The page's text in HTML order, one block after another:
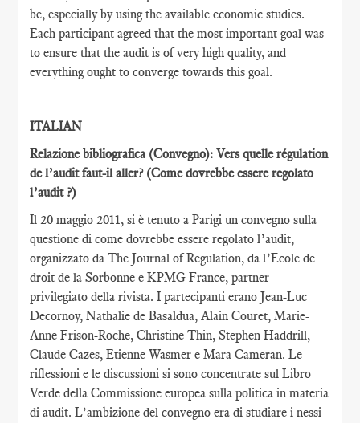
be, especially by using the available economic studies.
Each participant agreed that the most important goal was
to ensure that the audit is of very high quality, and
everything ought to converge towards this goal.
ITALIAN
Relazione bibliografica (Convegno): Vers quelle régulation
de l’audit faut-il aller? (Come dovrebbe essere regolato
l’audit ?)
Il 20 maggio 2011, si è tenuto a Parigi un convegno sulla
questione di come dovrebbe essere regolato l’audit,
organizzato da The Journal of Regulation, da l’Ecole de
droit de la Sorbonne e KPMG France, partner
privilegiato della rivista. I partecipanti erano Jean-Luc
Decornoy, Nathalie de Basaldua, Alain Couret, Marie-
Anne Frison-Roche, Christine Thin, Stephen Haddrill,
Claude Cazes, Etienne Wasmer e Mara Cameran. Le
riflessioni e le discussioni si sono concentrate sul Libro
Verde della Commissione europea sulla politica in materia
di audit. L’ambizione del convegno era di studiare i nessi